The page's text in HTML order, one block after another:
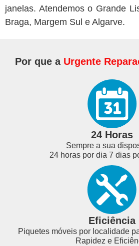
janelas. Atendemos o Grande
Braga, Margem Sul e Algarve.
Por que a Urgente
24 Horas
Sempre a sua
24 horas por dia 7 dias
Eficiência
Piquetes móveis por localidade
Rapidez e